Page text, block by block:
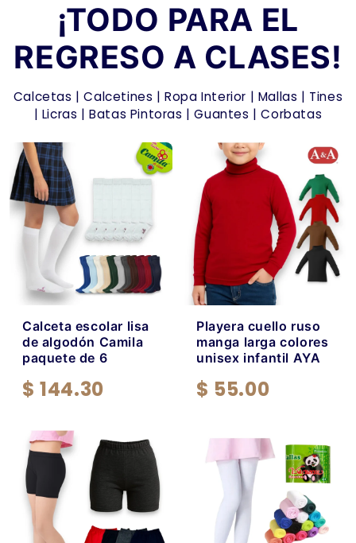
¡TODO PARA EL
REGRESO A CLASES!
Calcetas | Calcetines | Ropa Interior | Mallas | Tines
| Licras | Batas Pintoras | Guantes | Corbatas
Calceta escolar lisa
de algodón Camila
paquete de 6
$ 144.30
Playera cuello ruso
manga larga colores
unisex infantil AYA
$ 55.00